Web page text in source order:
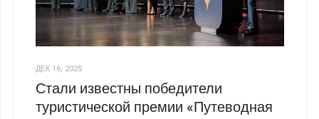
ДЕК 16, 2025
Стали известны победители
туристической премии «Путеводная